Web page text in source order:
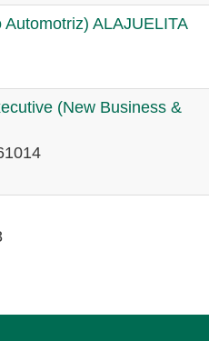
ALAJUELITA
(New Business &